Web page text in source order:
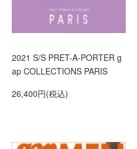
2021 S/S PRET-A-PORTER g
ap COLLECTIONS PARIS
26,400円(税込)